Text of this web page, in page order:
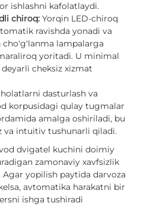
ishlashni kafolatlaydi.
chiroq: Yorqin LED-chiroq
ravishda yonadi va
lampalarga
yoritadi. U minimal
cheksiz xizmat
dasturlash va
korpusidagi qulay tugmalar
amalga oshiriladi, bu
va intuitiv tushunarli qiladi.
dvigatel kuchini doimiy
zamonaviy xavfsizlik
yopilish paytida darvoza
avtomatika harakatni bir
ishga tushiradi